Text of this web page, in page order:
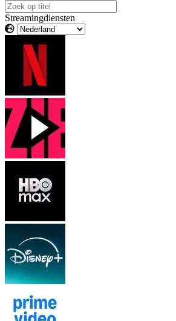
Streamingdiensten